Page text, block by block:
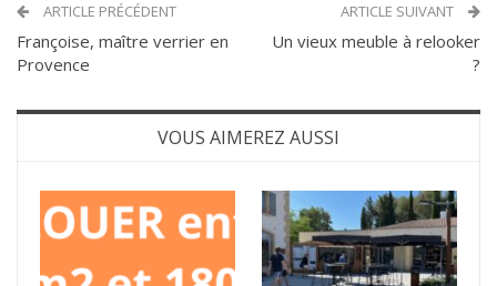
ARTICLE PRÉCÉDENT
Françoise, maître verrier en
Provence
ARTICLE SUIVANT
Un vieux meuble à relooker
?
VOUS AIMEREZ AUSSI